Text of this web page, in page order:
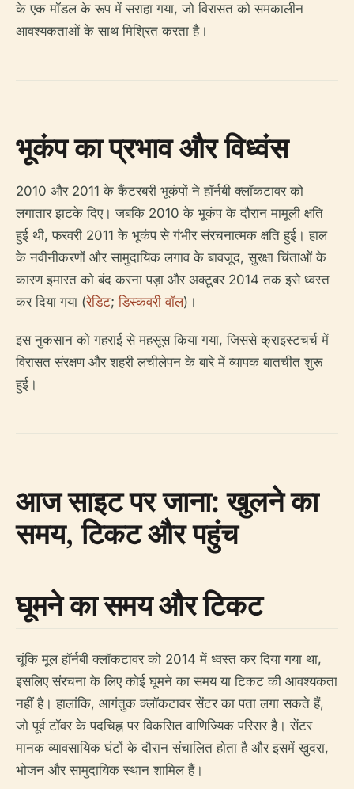
के एक मॉडल के रूप में सराहा गया, जो विरासत को समकालीन
आवश्यकताओं के साथ मिश्रित करता है।
भूकंप का प्रभाव और विध्वंस
2010 और 2011 के कैंटरबरी भूकंपों ने हॉर्नबी क्लॉकटावर को
लगातार झटके दिए। जबकि 2010 के भूकंप के दौरान मामूली क्षति
हुई थी, फरवरी 2011 के भूकंप से गंभीर संरचनात्मक क्षति हुई। हाल
के नवीनीकरणों और सामुदायिक लगाव के बावजूद, सुरक्षा चिंताओं के
कारण इमारत को बंद करना पड़ा और अक्टूबर 2014 तक इसे ध्वस्त
कर दिया गया (रेडिट;डिस्कवरी वॉल)।
इस नुकसान को गहराई से महसूस किया गया, जिससे क्राइस्टचर्च में
विरासत संरक्षण और शहरी लचीलेपन के बारे में व्यापक बातचीत शुरू
हुई।
आज साइट पर जाना: खुलने का
समय, टिकट और पहुंच
घूमने का समय और टिकट
चूंकि मूल हॉर्नबी क्लॉकटावर को 2014 में ध्वस्त कर दिया गया था,
इसलिए संरचना के लिए कोई घूमने का समय या टिकट की आवश्यकता
नहीं है। हालांकि, आगंतुक क्लॉकटावर सेंटर का पता लगा सकते हैं,
जो पूर्व टॉवर के पदचिह्न पर विकसित वाणिज्यिक परिसर है। सेंटर
मानक व्यावसायिक घंटों के दौरान संचालित होता है और इसमें खुदरा,
भोजन और सामुदायिक स्थान शामिल हैं।